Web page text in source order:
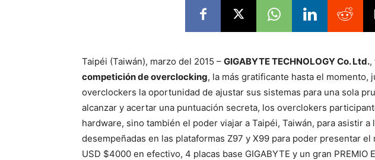
Taipéi (Taiwán), marzo del 2015 – GIGABYTE TECHNOLOGY Co. Ltd.,
competición de overclocking, la más gratificante hasta el momento,
overclockers la oportunidad de ajustar sus sistemas para una sola
alcanzar y acertar una puntuación secreta, los overclokers
hardware, sino también el poder viajar a Taipéi, Taiwán, para asistir a
desempeñadas en las plataformas Z97 y X99 para poder presentar
USD $4000 en efectivo, 4 placas base GIGABYTE y un gran PREMIO